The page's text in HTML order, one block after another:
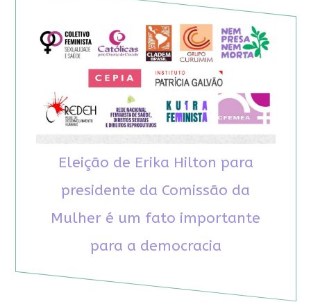
Eleição de Erika Hilton para
presidente da Comissão da
Mulher é um fato importante
para a democracia